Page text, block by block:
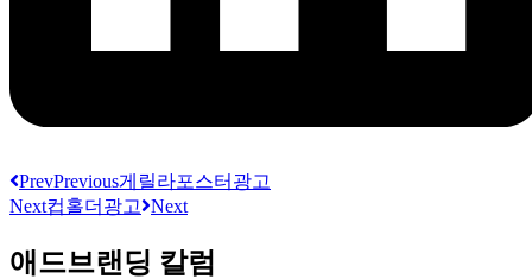
PrevPrevious게릴라포스터광고
Next컵홀더광고 Next
애드브랜딩 칼럼